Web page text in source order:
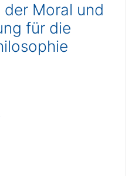
Moral und
für die